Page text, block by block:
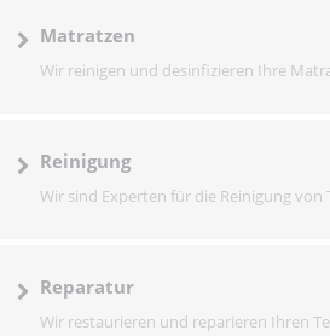
Matratzen
Wir reinigen und desinfizieren Ihre
Reinigung
Wir sind Experten für die Reinigung von
Reparatur
Wir restaurieren und reparieren Ihren